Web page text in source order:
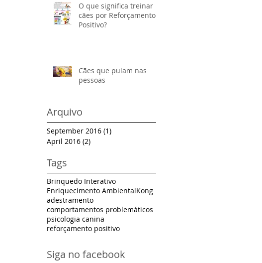
O que significa treinar
cães por Reforçamento
Positivo?
Cães que pulam nas
pessoas
Arquivo
September 2016 (1)
April 2016 (2)
Tags
Brinquedo Interativo
Enriquecimento AmbientalKong
adestramento
comportamentos problemáticos
psicologia canina
reforçamento positivo
Siga no facebook